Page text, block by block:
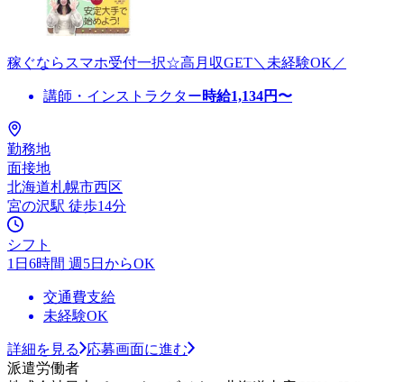
稼ぐならスマホ受付一択☆高月収GET＼未経験OK／
講師・インストラクター時給1,134円〜
勤務地
面接地
北海道札幌市西区
宮の沢駅 徒歩14分
シフト
1日6時間 週5日からOK
交通費支給
未経験OK
詳細を見る
応募画面に進む
派遣労働者